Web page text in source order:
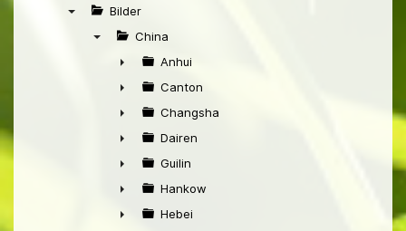
Bilder
China
►
Anhui
►
Canton
►
Changsha
►
Dairen
►
Guilin
►
Hankow
Hebei